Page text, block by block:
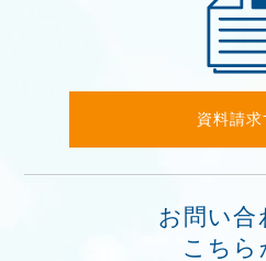
資料請求
お問い合
こちら